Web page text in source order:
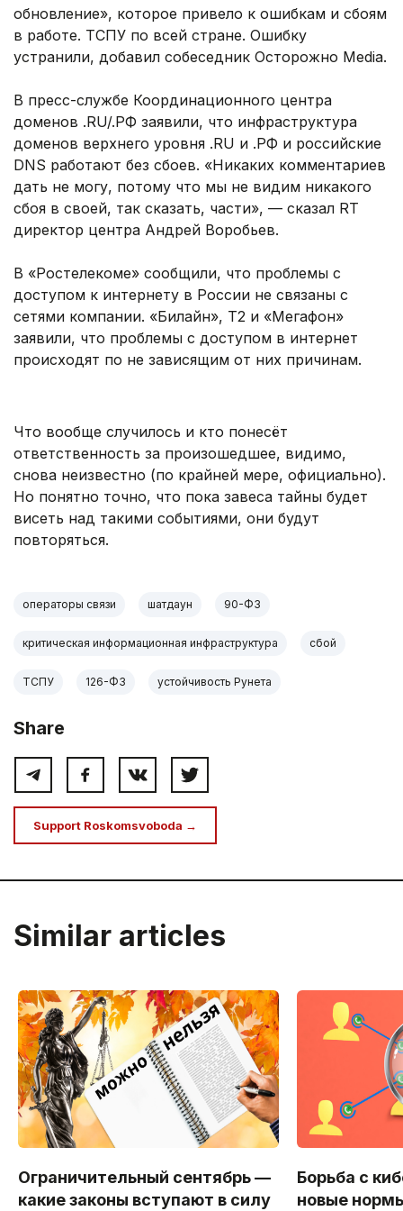
обновление», которое привело к ошибкам и сбоям
в работе. ТСПУ по всей стране. Ошибку
устранили, добавил собеседник Осторожно Media.
В пресс-службе Координационного центра
доменов .RU/.РФ заявили, что инфраструктура
доменов верхнего уровня .RU и .РФ и российские
DNS работают без сбоев. «Никаких комментариев
дать не могу, потому что мы не видим никакого
сбоя в своей, так сказать, части», — сказал RT
директор центра Андрей Воробьев.
В «Ростелекоме» сообщили, что проблемы с
доступом к интернету в России не связаны с
сетями компании. «Билайн», Т2 и «Мегафон»
заявили, что проблемы с доступом в интернет
происходят по не зависящим от них причинам.
Что вообще случилось и кто понесёт
ответственность за произошедшее, видимо,
снова неизвестно (по крайней мере, официально).
Но понятно точно, что пока завеса тайны будет
висеть над такими событиями, они будут
повторяться.
операторы связи шатдаун 90-ФЗ
критическая информационная инфраструктура сбой
ТСПУ 126-ФЗ устойчивость Рунета
Share
Support Roskomsvoboda →
Similar articles
Ограничительный сентябрь —
какие законы вступают в силу
Борьба с
новые